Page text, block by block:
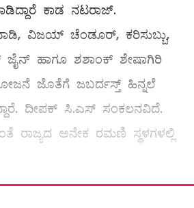
ಕಾಡ ನಟರಾಜ್.
ವಿಜಯ್ ಚೆಂಡೂರ್, ಕರಿಸುಬ್ಬು,
ಜೈನ್ ಹಾಗೂ ಶಶಾಂಕ್ ಶೇಷಾಗಿರಿ
ಜೊತೆಗೆ ಜಬರ್ದಸ್ತ್ ಹಿನ್ನಲೆ
ದೀಪಕ್ ಸಿ.ಎಸ್ ಸಂಕಲನವಿದೆ.
ರಾಜ್ಯದ ಅನೇಕ ರಮಣಿ ಸ್ಥಳಗಳಲ್ಲಿ